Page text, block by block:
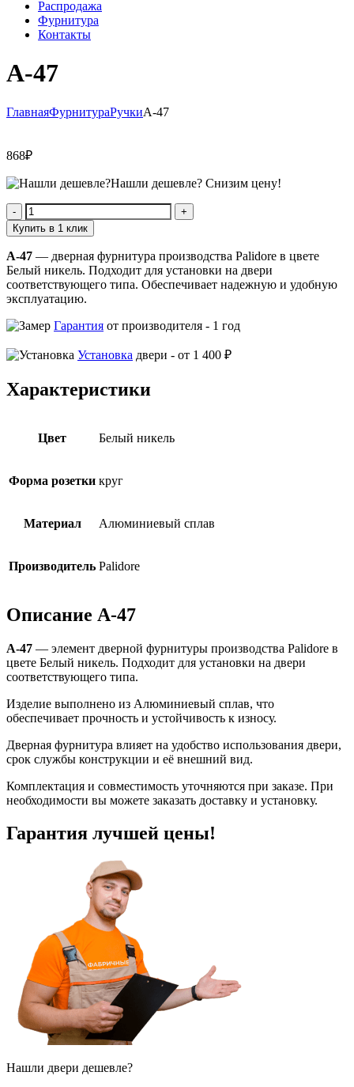
Распродажа
Фурнитура
Контакты
A-47
ГлавнаяФурнитураРучкиA-47
868₽
Нашли дешевле? Снизим цену!
Количество
A-
47
Купить в 1 клик
A-47 — дверная фурнитура производства Palidore в цвете
Белый никель. Подходит для установки на двери
соответствующего типа. Обеспечивает надежную и удобную
эксплуатацию.
Гарантия от производителя - 1 год
Установка двери - от 1 400 ₽
Характеристики
Цвет Белый никель
Форма розетки круг
Материал Алюминиевый сплав
Производитель Palidore
Описание A-47
A-47 — элемент дверной фурнитуры производства Palidore в
цвете Белый никель. Подходит для установки на двери
соответствующего типа.
Изделие выполнено из Алюминиевый сплав, что
обеспечивает прочность и устойчивость к износу.
Дверная фурнитура влияет на удобство использования двери,
срок службы конструкции и её внешний вид.
Комплектация и совместимость уточняются при заказе. При
необходимости вы можете заказать доставку и установку.
Гарантия лучшей цены!
Нашли двери дешевле?